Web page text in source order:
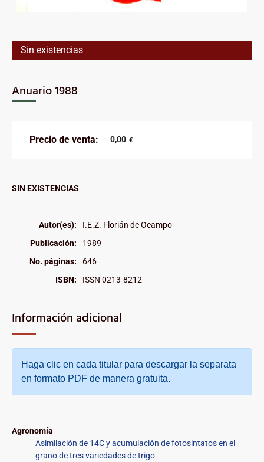
Sin existencias
Anuario 1988
Precio de venta: 0,00 €
SIN EXISTENCIAS
Autor(es):
I.E.Z. Florián de Ocampo
Publicación:
1989
No. páginas:
646
ISBN:
ISSN 0213-8212
Información adicional
Haga clic en cada titular para descargar la separata
en formato PDF de manera gratuita.
Agronomía
Asimilación de 14C y acumulación de fotosintatos en el
grano de tres variedades de trigo